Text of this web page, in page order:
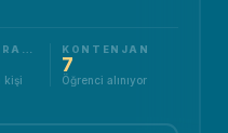
kişi
KONTENJAN
7
Öğrenci alınıyor